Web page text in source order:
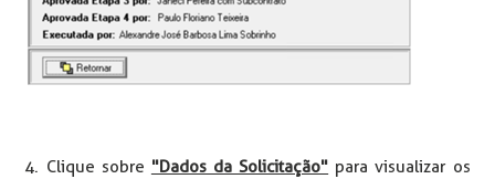
4. Clique sobre "Dados da Solicitação" para visualizar os